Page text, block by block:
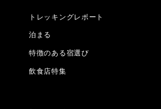
トレッキングレポート
泊まる
特徴のある宿選び
飲食店特集